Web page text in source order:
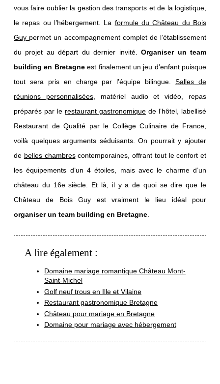
vous faire oublier la gestion des transports et de la logistique,
le repas ou l’hébergement. La formule du Château du Bois
Guy permet un accompagnement complet de l’établissement
du projet au départ du dernier invité.Organiser un team
building en Bretagneest finalement un jeu d’enfant puisque
tout sera pris en charge par l’équipe bilingue.Salles de
réunions personnalisées, matériel audio et vidéo, repas
préparés par le restaurant gastronomique de l’hôtel, labellisé
Restaurant de Qualité par le Collège Culinaire de France,
voilà quelques arguments séduisants. On pourrait y ajouter
de belles chambrescontemporaines, offrant tout le confort et
les équipements d’un 4 étoiles, mais avec le charme d’un
château du 16e siècle. Et là, il y a de quoi se dire que le
Château de Bois Guy est vraiment le lieu idéal pour
organiser un team building en Bretagne
A lire également :
Domaine mariage romantique Château Mont-
Saint-Michel
Golf neuf trous en Ille et Vilaine
Restaurant gastronomique Bretagne
Château pour mariage en Bretagne
Domaine pour mariage avec hébergement
GOLF
SÉMINAIRES
MARIAGES
CONTACT
Château du Bois-Guy
35133 Parigné
info@bois-guy.fr